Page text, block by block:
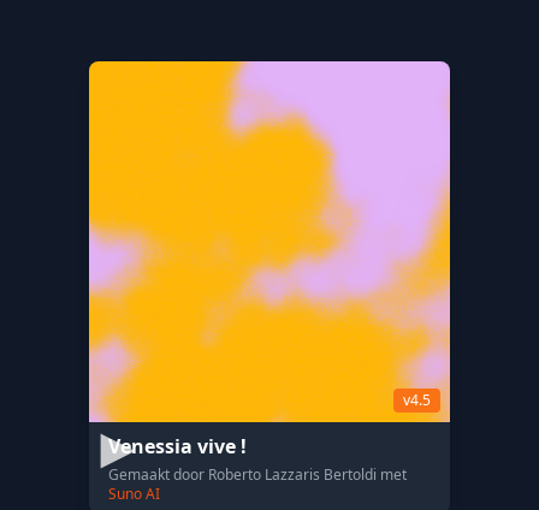
v4.5
Venessia vive !
Gemaakt door Roberto Lazzaris Bertoldi met
Suno AI